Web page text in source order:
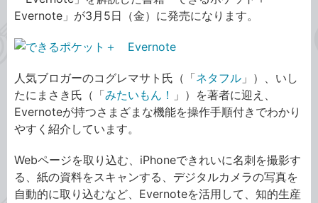
Evernote」が3月5日（金）に発売になります。
人気ブロガーのコグレマサト氏（「ネタフル 」）、いし
たにまさき氏（「みたいもん！
」）を著者に迎え、
Evernoteが持つさまざまな機能を操作手順付きでわかり
やすく紹介しています。
Webページを取り込む、iPhoneできれいに名刺を撮影す
る、紙の資料をスキャンする、デジタルカメラの写真を
自動的に取り込むなど、Evernoteを活用して、知的生産